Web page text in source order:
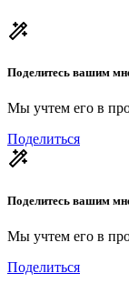
Поделитесь вашим
Мы учтем его в
Поделиться
Поделитесь вашим
Мы учтем его в
Поделиться